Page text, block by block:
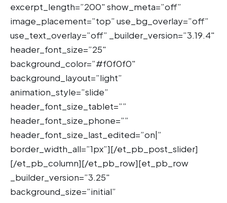
excerpt_length=”200″ show_meta=”off”
image_placement=”top” use_bg_overlay=”off”
use_text_overlay=”off” _builder_version=”3.19.4″
header_font_size=”25″
background_color=”#f0f0f0″
background_layout=”light”
animation_style=”slide”
header_font_size_tablet=””
header_font_size_phone=””
header_font_size_last_edited=”on|”
border_width_all=”1px”][/et_pb_post_slider]
[/et_pb_column][/et_pb_row][et_pb_row
_builder_version=”3.25″
background_size=”initial”